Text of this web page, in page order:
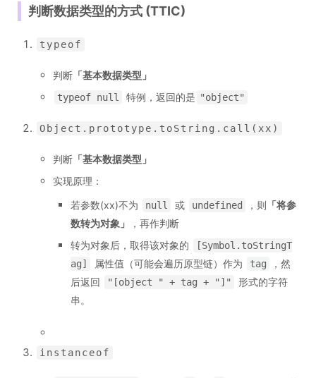
判断数据类型的方式 (TTIC)
typeof
判断 「基本数据类型 」
typeof null 特例，返回的是 "object"
Object.prototype.toString.call(xx)
判断 「基本数据类型 」
实现原理：
若参数(xx)不为
null 或 undefined ，则 「将参
数转为对象 」
，再作判断
转为对象后，取得该对象的
[Symbol.toStringT
ag]
属性值（可能会遍历原型链）作为 tag
，然
后返回
"[object " + tag + "]"
形式的字符
串。
instanceof